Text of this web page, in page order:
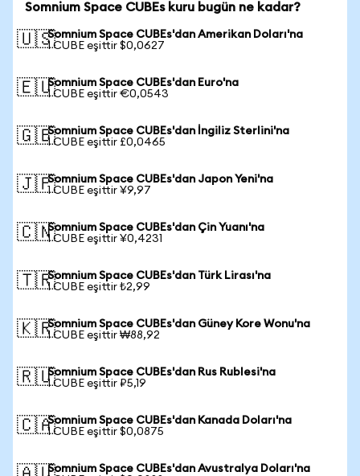
Somnium Space CUBEs kuru bugün ne kadar?
🇺🇸Somnium Space CUBEs'dan Amerikan Doları'na
1 CUBE eşittir $0,0627
🇪🇺Somnium Space CUBEs'dan Euro'na
1 CUBE eşittir €0,0543
🇬🇧Somnium Space CUBEs'dan İngiliz Sterlini'na
1 CUBE eşittir £0,0465
🇯🇵Somnium Space CUBEs'dan Japon Yeni'na
1 CUBE eşittir ¥9,97
🇨🇳Somnium Space CUBEs'dan Çin Yuanı'na
1 CUBE eşittir ¥0,4231
🇹🇷Somnium Space CUBEs'dan Türk Lirası'na
1 CUBE eşittir ₺2,99
🇰🇷Somnium Space CUBEs'dan Güney Kore Wonu'na
1 CUBE eşittir ₩88,92
🇷🇺Somnium Space CUBEs'dan Rus Rublesi'na
1 CUBE eşittir ₽5,19
🇨🇦Somnium Space CUBEs'dan Kanada Doları'na
1 CUBE eşittir $0,0875
Somnium Space CUBEs'dan Avustralya Doları'na